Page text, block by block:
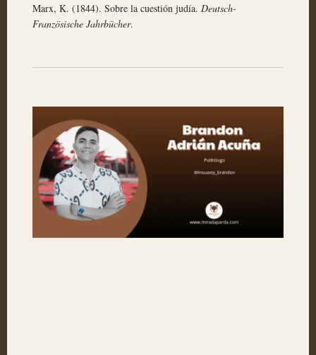
Marx, K. (1844). Sobre la cuestión judía. Deutsch-
Französische Jahrbücher.